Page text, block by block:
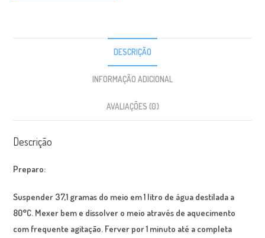
DESCRIÇÃO
INFORMAÇÃO ADICIONAL
AVALIAÇÕES (0)
Descrição
Preparo:
Suspender 37,1 gramas do meio em 1 litro de água destilada a
80°C. Mexer bem e dissolver o meio através de aquecimento
com frequente agitação. Ferver por 1 minuto até a completa